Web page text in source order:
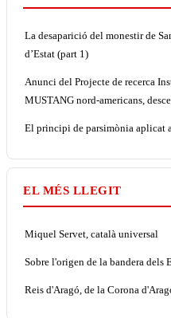
La desaparició del monestir de
d’Estat (part 1)
Anunci del Projecte de recerca
MUSTANG nord-americans,
El principi de parsimònia aplicat
EL MÉS LLEGIT
Miquel Servet, català universal
Sobre l'origen de la bandera dels
Reis d'Aragó, de la Corona